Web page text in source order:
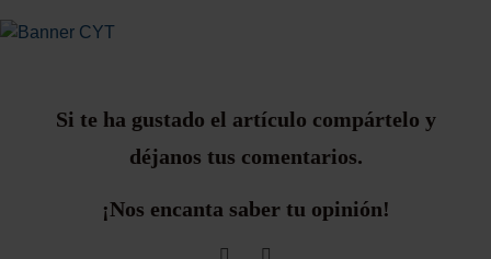
Si te ha gustado el artículo compártelo y
déjanos tus comentarios.
¡Nos encanta saber tu opinión!